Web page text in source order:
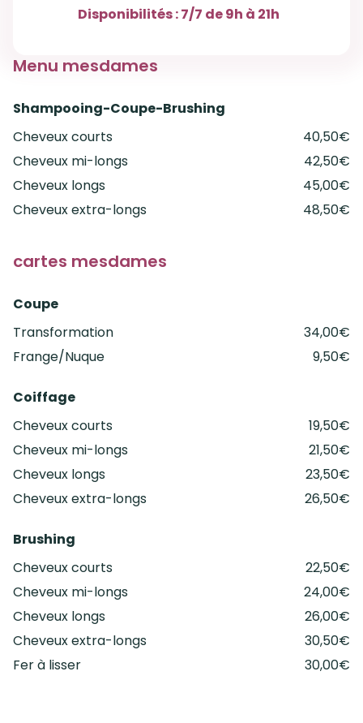
Menu mesdames
Shampooing-Coupe-Brushing
Cheveux courts
40,50€
Cheveux mi-longs
42,50€
Cheveux longs
45,00€
Cheveux extra-longs
48,50€
cartes mesdames
Coupe
Transformation
34,00€
Frange/Nuque
9,50€
Coiffage
Cheveux courts
19,50€
Cheveux mi-longs
21,50€
Cheveux longs
23,50€
Cheveux extra-longs
26,50€
Brushing
Cheveux courts
22,50€
Cheveux mi-longs
24,00€
Cheveux longs
26,00€
Cheveux extra-longs
30,50€
Fer à lisser
30,00€
Disponibilités : 7/7 de 9h à 21h